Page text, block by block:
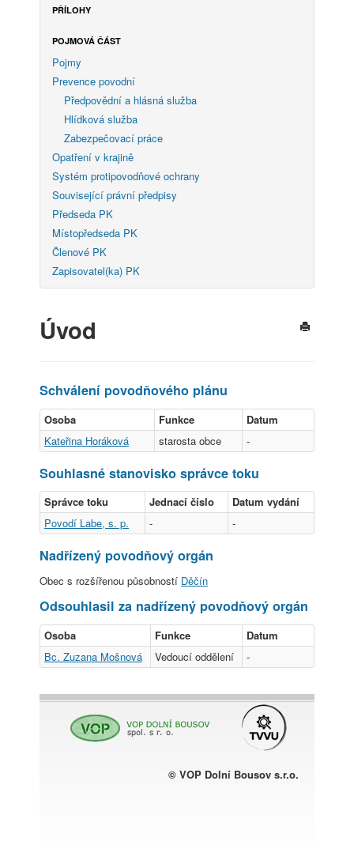
PŘÍLOHY
POJMOVÁ ČÁST
Pojmy
Prevence povodní
Předpovědní a hlásná služba
Hlídková služba
Zabezpečovací práce
Opatření v krajině
Systém protipovodňové ochrany
Související právní předpisy
Předseda PK
Místopředseda PK
Členové PK
Zapisovatel(ka) PK
Úvod
Schválení povodňového plánu
Osoba Funkce
Datum
Kateřina Horáková
starosta obce -
Souhlasné stanovisko správce toku
Správce toku Jednací číslo
Datum vydání
Povodí Labe, s. p.
- -
Nadřízený povodňový orgán
Obec s rozšířenou působností Děčín
Odsouhlasil za nadřízený povodňový orgán
Osoba Funkce
Datum
Bc. Zuzana Mošnová
Vedoucí oddělení -
© VOP Dolní Bousov s.r.o.